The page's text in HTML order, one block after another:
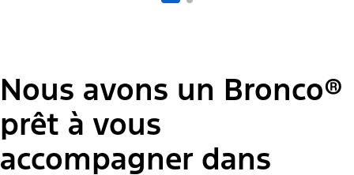
Nous avons un Bronco®
prêt à vous
accompagner dans